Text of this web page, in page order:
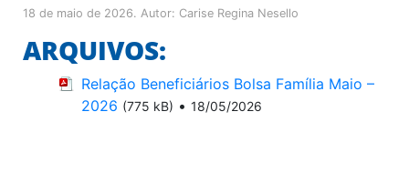
18 de maio de 2026. Autor: Carise Regina Nesello
ARQUIVOS:
Relação Beneficiários Bolsa Família Maio –
2026 (775 kB) • 18/05/2026